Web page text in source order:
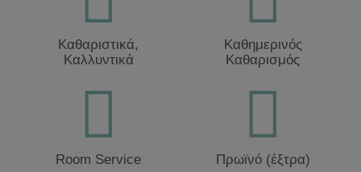
Καθαριστικά,
Καλλυντικά
Καθημερινός
Καθαρισμός
Room Service Πρωϊνό (έξτρα)